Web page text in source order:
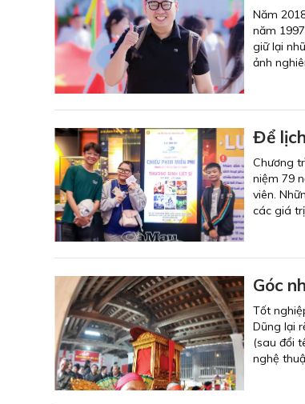
Năm
năm
giữ lại
ảnh
Để
Chương
niệm 79
viên.
các giá
Góc
Tốt
Dũng lại
(sau đổi
nghệ